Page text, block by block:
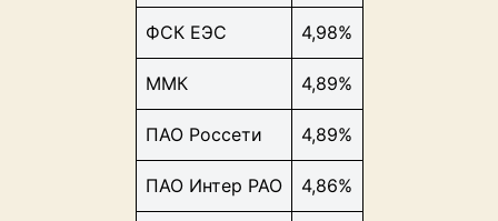
ФСК ЕЭС 4,98%
ММК 4,89%
ПАО Россети 4,89%
ПАО Интер РАО 4,86%